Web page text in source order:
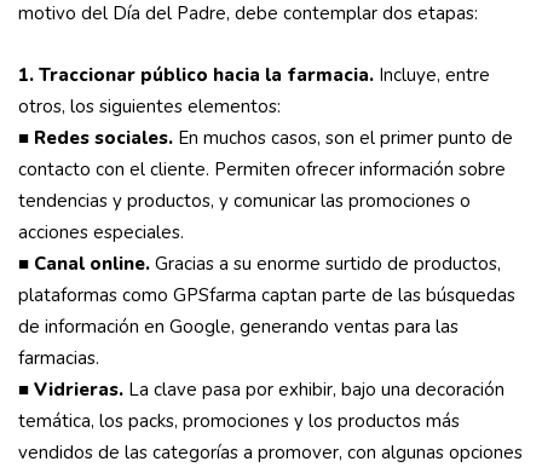
motivo del Día del Padre, debe contemplar dos etapas:
1. Traccionar público hacia la farmacia. Incluye, entre
otros, los siguientes elementos:
■ Redes sociales. En muchos casos, son el primer punto de
contacto con el cliente. Permiten ofrecer información sobre
tendencias y productos, y comunicar las promociones o
acciones especiales.
■ Canal online. Gracias a su enorme surtido de productos,
plataformas como GPSfarma captan parte de las búsquedas
de información en Google, generando ventas para las
farmacias.
■ Vidrieras. La clave pasa por exhibir, bajo una decoración
temática, los packs, promociones y los productos más
vendidos de las categorías a promover, con algunas opciones